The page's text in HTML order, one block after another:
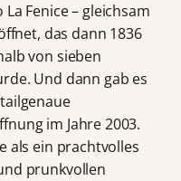
Fenice – gleichsam
das dann 1836
von sieben
Und dann gab es
im Jahre 2003.
als ein prachtvolles
prunkvollen